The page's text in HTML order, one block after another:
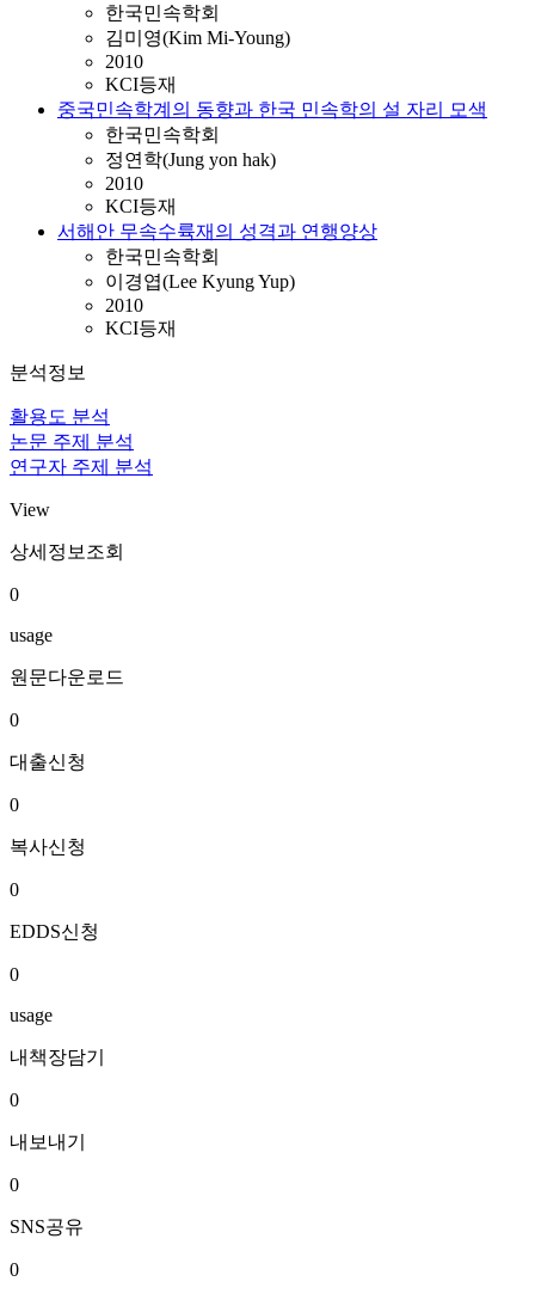
한국민속학회
김미영(Kim Mi-Young)
2010
KCI등재
중국민속학계의 동향과 한국 민속학의 설 자리 모색
한국민속학회
정연학(Jung yon hak)
2010
KCI등재
서해안 무속수륙재의 성격과 연행양상
한국민속학회
이경엽(Lee Kyung Yup)
2010
KCI등재
분석정보
활용도 분석
논문 주제 분석
연구자 주제 분석
View
상세정보조회
0
usage
원문다운로드
0
대출신청
0
복사신청
0
EDDS신청
0
usage
내책장담기
0
내보내기
0
SNS공유
0